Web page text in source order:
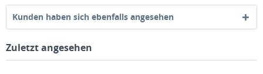
Kunden haben sich ebenfalls angesehen
Zuletzt angesehen